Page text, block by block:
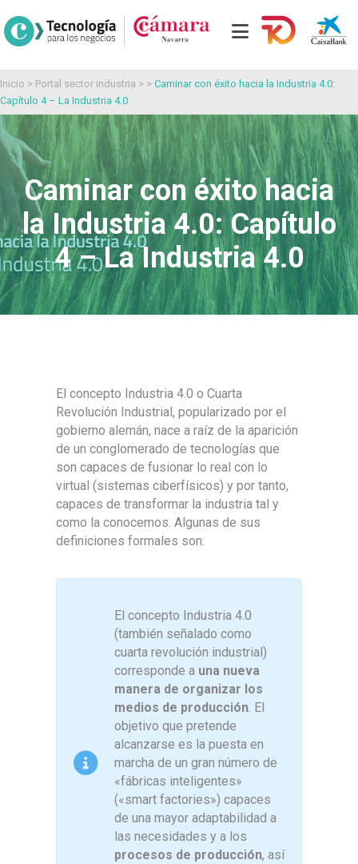
Inicio > Portal sector industria > > Caminar con éxito hacia la Industria 4.0:
Capítulo 4 – La Industria 4.0
Caminar con éxito hacia
la Industria 4.0: Capítulo
4 – La Industria 4.0
El concepto Industria 4.0 o Cuarta
Revolución Industrial, popularizado por el
gobierno alemán, nace a raíz de la aparición
de un conglomerado de tecnologías que
son capaces de fusionar lo real con lo
virtual (sistemas ciberfísicos) y por tanto,
capaces de transformar la industria tal y
como la conocemos. Algunas de sus
definiciones formales son:
El concepto Industria 4.0
(también señalado como
cuarta revolución industrial)
corresponde a una nueva
manera de organizar los
medios de producción. El
objetivo que pretende
alcanzarse es la puesta en
marcha de un gran número de
«fábricas inteligentes»
(«smart factories») capaces
de una mayor adaptabilidad a
las necesidades y a los
procesos de producción, así